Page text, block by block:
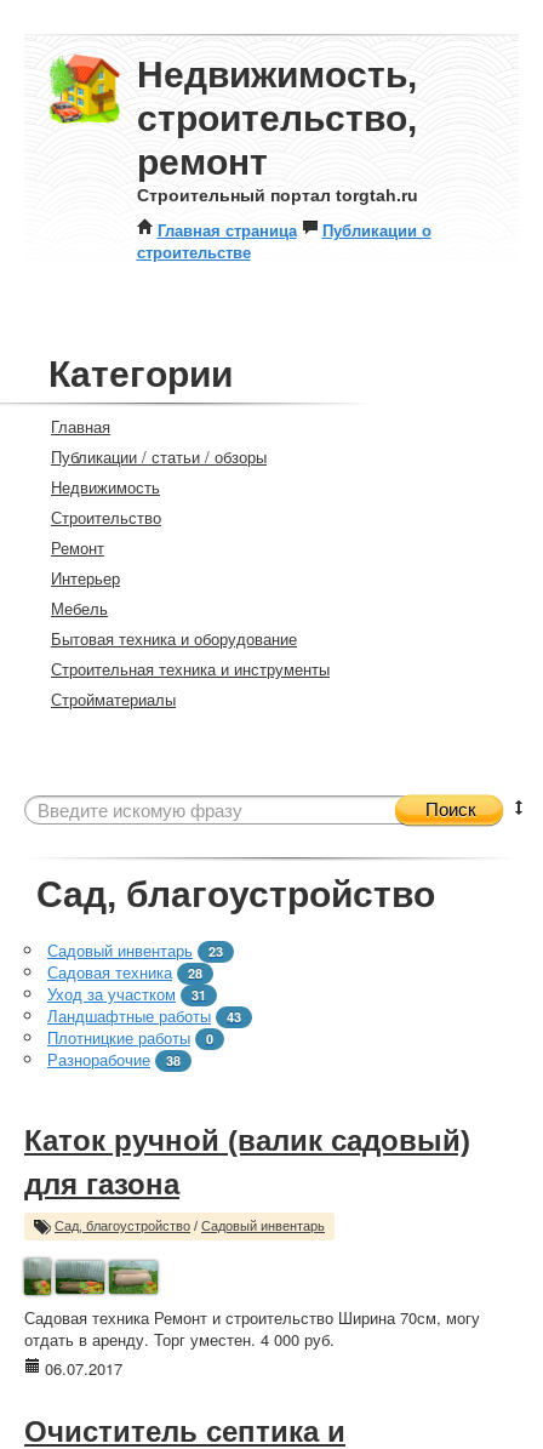
Недвижимость,
строительство,
ремонт
Строительный портал torgtah.ru
Главная страница
Публикации о
строительстве
Категории
Главная
Публикации / статьи / обзоры
Недвижимость
Строительство
Ремонт
Интерьер
Мебель
Бытовая техника и оборудование
Строительная техника и инструменты
Стройматериалы
Поиск
Сад, благоустройство
Садовый инвентарь 23
Садовая техника 28
Уход за участком 31
Ландшафтные работы 43
Плотницкие работы 0
Разнорабочие 38
Каток ручной (валик садовый)
для газона
Сад, благоустройство / Садовый инвентарь
Садовая техника Ремонт и строительство Ширина 70см, могу
отдать в аренду. Торг уместен. 4 000 руб.
06.07.2017
Очиститель септика и